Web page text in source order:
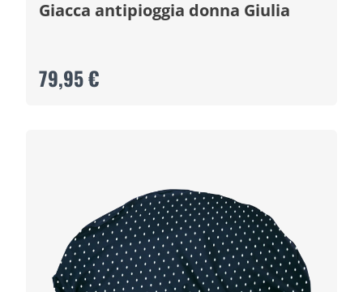
Giacca antipioggia donna Giulia
79,95 €